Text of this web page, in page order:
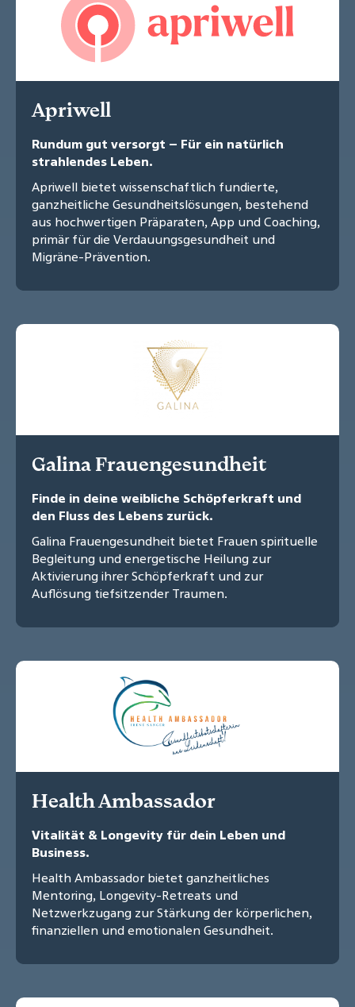
Apriwell
Rundum gut versorgt – Für ein natürlich
strahlendes Leben.
Apriwell bietet wissenschaftlich fundierte,
ganzheitliche Gesundheitslösungen, bestehend
aus hochwertigen Präparaten, App und Coaching,
primär für die Verdauungsgesundheit und
Migräne-Prävention.
Galina Frauengesundheit
Finde in deine weibliche Schöpferkraft und
den Fluss des Lebens zurück.
Galina Frauengesundheit bietet Frauen spirituelle
Begleitung und energetische Heilung zur
Aktivierung ihrer Schöpferkraft und zur
Auflösung tiefsitzender Traumen.
Health Ambassador
Vitalität & Longevity für dein Leben und
Business.
Health Ambassador bietet ganzheitliches
Mentoring, Longevity-Retreats und
Netzwerkzugang zur Stärkung der körperlichen,
finanziellen und emotionalen Gesundheit.